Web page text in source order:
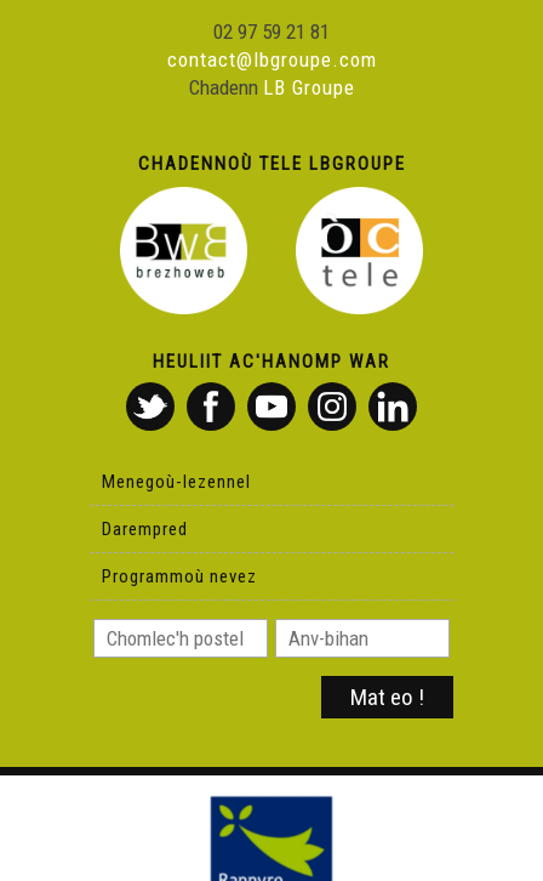
02 97 59 21 81
contact@lbgroupe.com
Chadenn LB Groupe
CHADENNOÙ TELE LBGROUPE
HEULIIT AC'HANOMP WAR
Menegoù-lezennel
Darempred
Programmoù nevez